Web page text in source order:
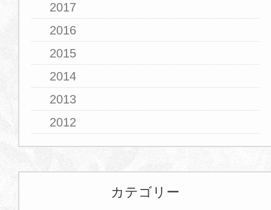
2017
2016
2015
2014
2013
2012
カテゴリー